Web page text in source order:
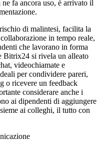
fa ancora uso, è arrivato il
di malintesi, facilita la
in tempo reale,
che lavorano in forma
Bitrix24 si rivela un alleato
videochiamate e
per condividere pareri,
o ricevere un feedback
considerare anche i
ai dipendenti di aggiungere
ai colleghi, il tutto con